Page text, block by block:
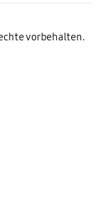
vorbehalten.